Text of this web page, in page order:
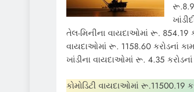
તેલ-મિનીના વાયદાઓમાં રૂ.
વાયદાઓમાં રૂ. 1158.60 કરોડનાં
ખાંડીના વાયદાઓમાં રૂ. 4.35
કોમોડિટી વાયદાઓમાં રૂ.11500.19